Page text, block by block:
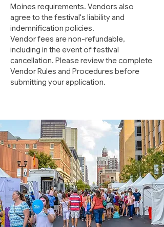
Moines requirements. Vendors also
agree to the festival's liability and
indemnification policies.
Vendor fees are non-refundable,
including in the event of festival
cancellation. Please review the complete
Vendor Rules and Procedures before
submitting your application.